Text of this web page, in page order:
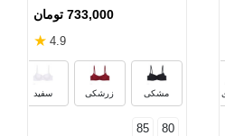
733,000 تومان
4.9
★
مشکی زرشکی سفید
80
85